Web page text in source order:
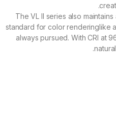
【Accurate Color Fidelity】 The VL ll series also
standard for color renderinglike
always pursued. With CRI at